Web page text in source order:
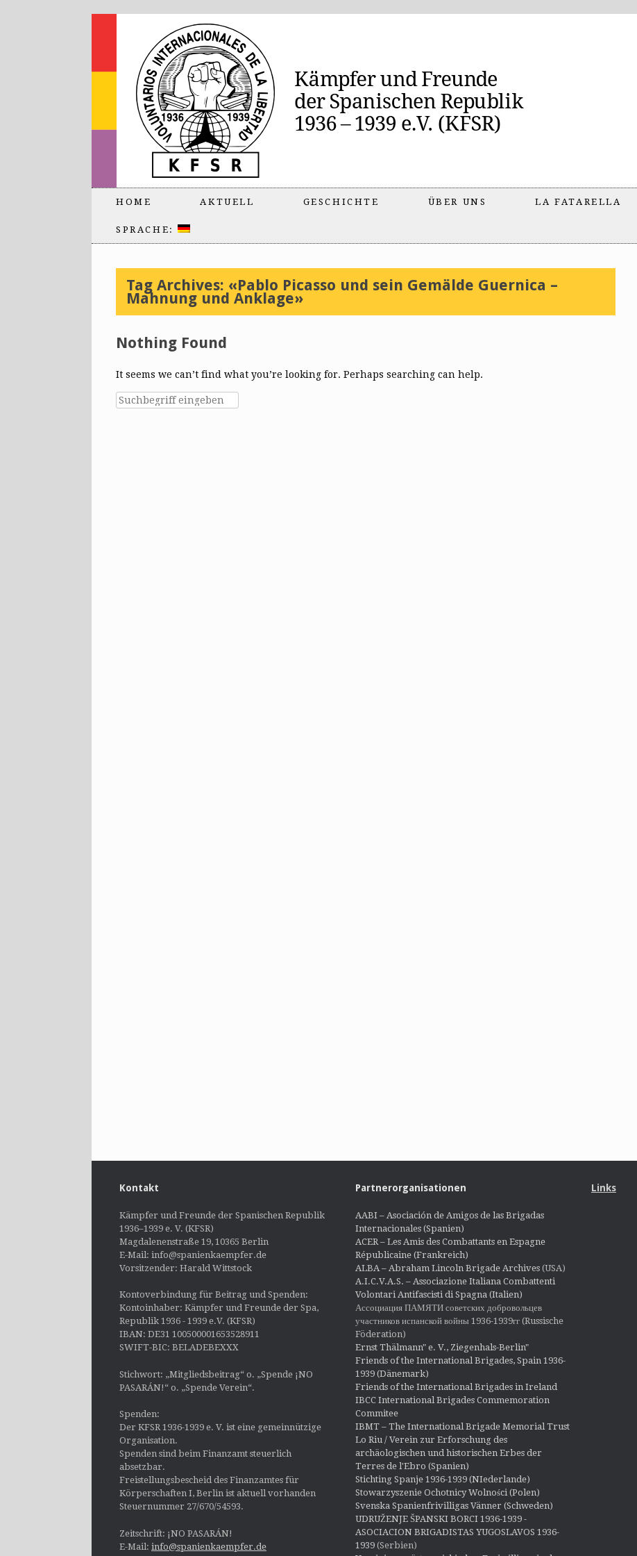
HOME AKTUELL GESCHICHTE ÜBER UNS LA FATARELLA
SPRACHE:
Tag Archives: «Pablo Picasso und sein Gemälde Guernica –
Mahnung und Anklage»
Nothing Found
It seems we can’t find what you’re looking for. Perhaps searching can help.
Kontakt
Kämpfer und Freunde der Spanischen Republik
1936–1939 e. V. (KFSR)
Magdalenenstraße 19, 10365 Berlin
E-Mail: info@spanienkaempfer.de
Vorsitzender: Harald Wittstock
Kontoverbindung für Beitrag und Spenden:
Kontoinhaber: Kämpfer und Freunde der Spa,
Republik 1936 - 1939 e.V. (KFSR)
IBAN: DE31 100500001653528911
SWIFT-BIC: BELADEBEXXX
Stichwort: „Mitgliedsbeitrag“ o. „Spende ¡NO
PASARÁN!“ o. „Spende Verein“.
Spenden:
Der KFSR 1936-1939 e. V. ist eine gemeinnützige
Organisation.
Spenden sind beim Finanzamt steuerlich
absetzbar.
Freistellungsbescheid des Finanzamtes für
Körperschaften I, Berlin ist aktuell vorhanden
Steuernummer 27/670/54593.
Zeitschrift: ¡NO PASARÁN!
E-Mail: info@spanienkaempfer.de
Partnerorganisationen
AABI – Asociación de Amigos de las Brigadas
Internacionales (Spanien)
ACER – Les Amis des Combattants en Espagne
Républicaine (Frankreich)
ALBA – Abraham Lincoln Brigade Archives(USA)
A.I.C.V.A.S. – Associazione Italiana Combattenti
Volontari Antifascisti di Spagna (Italien)
Ассоциация ПАМЯТИ советских добровольцев
участников испанской войны 1936-1939гг (Russische
Föderation)
Ernst Thälmann" e. V., Ziegenhals-Berlin"
Friends of the International Brigades, Spain 1936-
1939 (Dänemark)
Friends of the International Brigades in Ireland
IBCC International Brigades Commemoration
Commitee
IBMT – The International Brigade Memorial Trust
Lo Riu / Verein zur Erforschung des
archäologischen und historischen Erbes der
Terres de l'Ebro (Spanien)
Stichting Spanje 1936-1939 (NIederlande)
Stowarzyszenie Ochotnicy Wolności (Polen)
Svenska Spanienfrivilligas Vänner (Schweden)
UDRUŽENJE ŠPANSKI BORCI 1936-1939 -
ASOCIACION BRIGADISTAS YUGOSLAVOS 1936-
1939(Serbien)
Links